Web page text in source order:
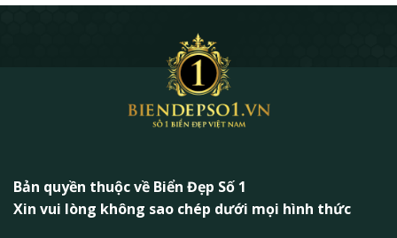
Bản quyền thuộc về Biển Đẹp Số 1
Xin vui lòng không sao chép dưới mọi hình thức